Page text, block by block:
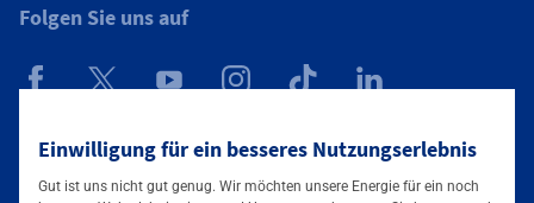
Einwilligung für ein besseres Nutzungserlebnis
Gut ist uns nicht gut genug. Wir möchten unsere Energie für ein noch
Folgen Sie uns auf
Mainova App